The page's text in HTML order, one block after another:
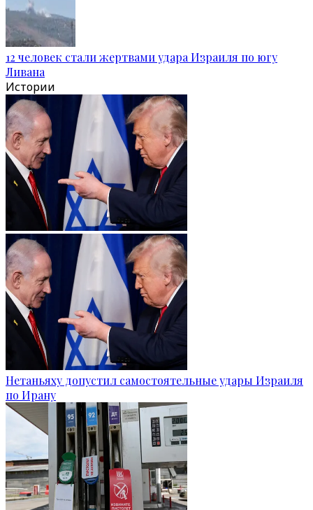
12 человек стали жертвами удара Израиля по югу
Ливана
Истории
Нетаньяху допустил самостоятельные удары Израиля
по Ирану